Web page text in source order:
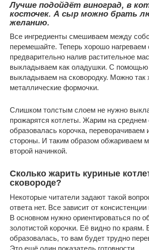
Лучше подойдёт виноград, в
косточек. А сыр можно брать
желанию.
Все ингредиенты смешиваем между
перемешайте. Теперь хорошо нагреваем
предварительно налив растительное
выкладываем как оладушки. С помощью
выкладываем на сковородку. Можно так
металлические формочки.
Слишком толстым слоем не нужно
прожарятся котлеты. Жарим на среднем
образовалась корочка, переворачиваем
стороны. И таким образом обжариваем
второй начинкой.
Сколько жарить куриные
сковороде?
Некоторые читатели задают такой
ответа нет. Все зависит от
В основном нужно ориентироваться по
золотистой корочки. Её видно по краям.
образовалась, то вам будет трудно
Это ещё один показатель готовности.